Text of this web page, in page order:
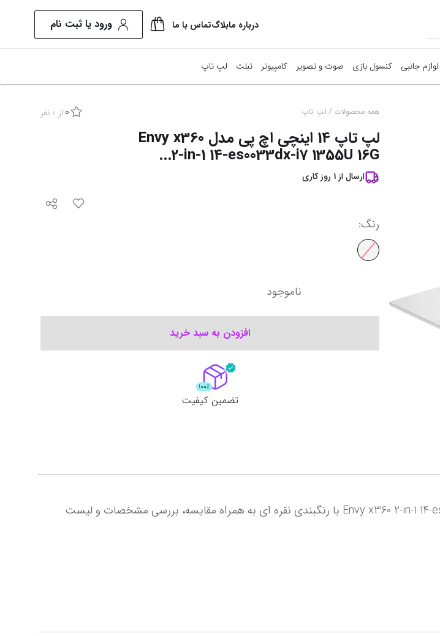
درباره مابلاگتماس با ما ورود یا ثبت نام
لوازم جانبی کنسول بازی صوت و تصویر کامپیوتر
قطعات کامپیوتر
آل این وان
تبلت لپ تاپ
همه محصولات / لپ تاپ 0 از 0 نفر
لپ تاپ 14 اینچی اچ‌ پی مدل Envy x360
2-in-1 14-es0033dx-i7 1355U 16G...
ارسال از 1 روز کاری
رنگ:
ناموجود
افزودن به سبد خرید
تضمین کیفیت